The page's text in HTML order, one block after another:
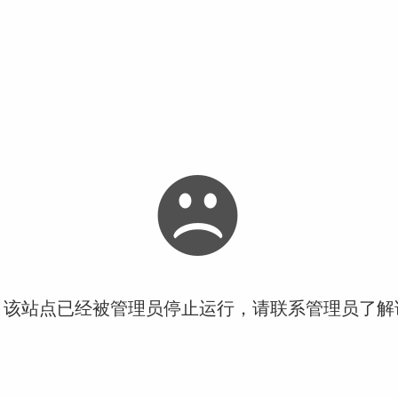
站点已经被管理员停止运行，请联系管理员了